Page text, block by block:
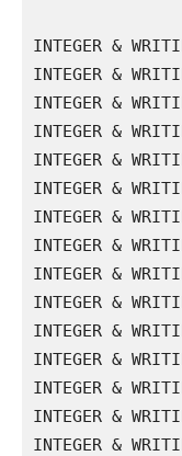
INTEGER &
INTEGER &
INTEGER &
INTEGER &
INTEGER &
INTEGER &
INTEGER &
INTEGER &
INTEGER &
INTEGER &
INTEGER &
INTEGER &
INTEGER &
INTEGER &
INTEGER &